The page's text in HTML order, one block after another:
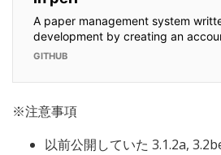
※注意事項
以前公開していた 3.1.2a,